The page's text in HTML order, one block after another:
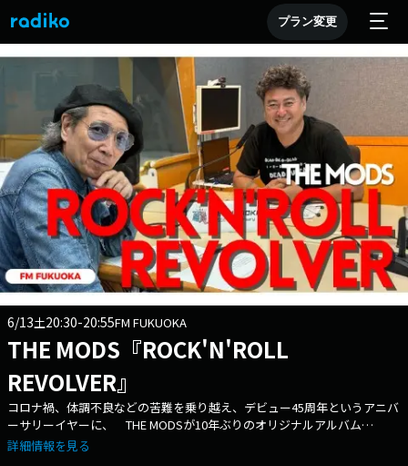
プラン変更
6/13土20:30-20:55FM FUKUOKA
THE MODS『ROCK'N'ROLL
REVOLVER』
コロナ禍、体調不良などの苦難を乗り越え、デビュー45周年というアニバ
ーサリーイヤーに、 THE MODSが10年ぶりのオリジナルアルバム
「REVOLVER 45」をリリース。 また、ファンのリクエストによるレーベ
詳細情報を見る